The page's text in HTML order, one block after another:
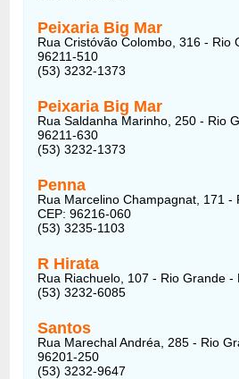
Peixaria Big Mar
Rua Cristóvão Colombo, 316 - Rio
96211-510
(53) 3232-1373
Peixaria Big Mar
Rua Saldanha Marinho, 250 - Rio
96211-630
(53) 3232-1373
Penna
Rua Marcelino Champagnat, 171 -
CEP: 96216-060
(53) 3235-1103
R Hirata
Rua Riachuelo, 107 - Rio Grande -
(53) 3232-6085
Santos
Rua Marechal Andréa, 285 - Rio
96201-250
(53) 3232-9647